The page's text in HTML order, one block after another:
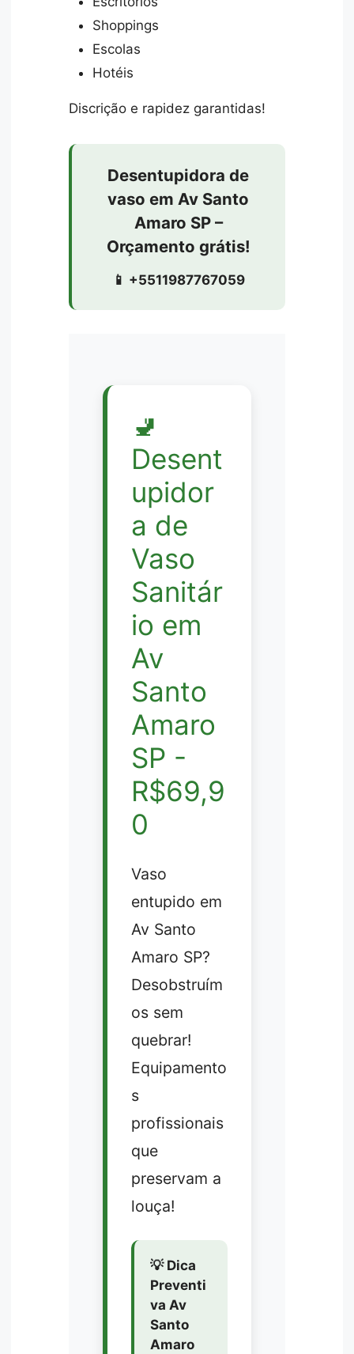
Shoppings
Escolas
Hotéis
Discrição e rapidez garantidas!
Desentupidora de
vaso em Av Santo
Amaro SP –
Orçamento grátis!
📱 +5511987767059
🚽
Desent
upidor
a de
Vaso
Sanitár
io em
Av
Santo
Amaro
SP -
R$69,9
0
Vaso
entupido em
Av Santo
Amaro SP?
Desobstruím
os sem
quebrar!
Equipamento
s
profissionais
que
preservam a
louça!
💡 Dica
Preventi
va Av
Santo
Amaro